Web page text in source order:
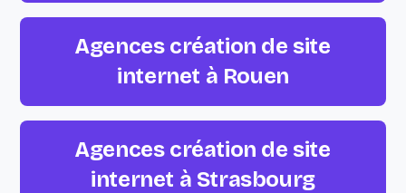
Agences création de site
internet à Rouen
Agences création de site
internet à Strasbourg